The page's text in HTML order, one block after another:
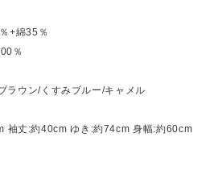
+綿35％
％
ラウン/くすみブルー/キャメル
袖丈:約40cm ゆき:約74cm 身幅:約60cm